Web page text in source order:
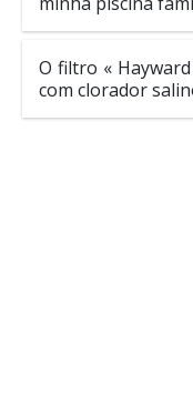
O filtro «
com clorador